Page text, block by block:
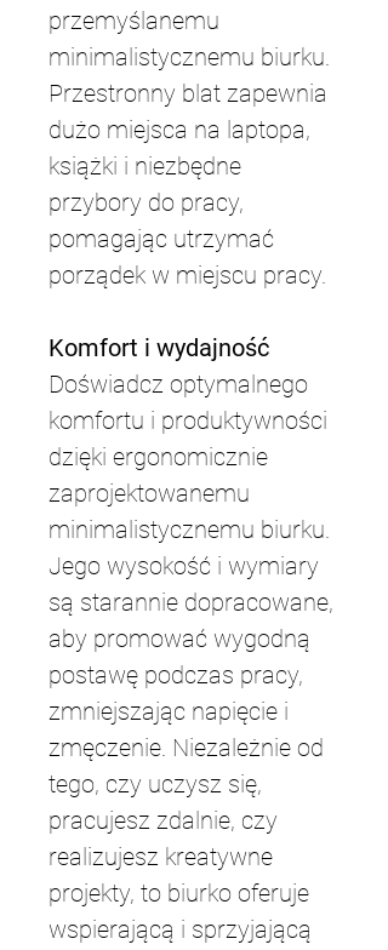
przemyślanemu
minimalistycznemu biurku.
Przestronny blat zapewnia
dużo miejsca na laptopa,
książki i niezbędne
przybory do pracy,
pomagając utrzymać
porządek w miejscu pracy.
Komfort i wydajność
Doświadcz optymalnego
komfortu i produktywności
dzięki ergonomicznie
zaprojektowanemu
minimalistycznemu biurku.
Jego wysokość i wymiary
są starannie dopracowane,
aby promować wygodną
postawę podczas pracy,
zmniejszając napięcie i
zmęczenie. Niezależnie od
tego, czy uczysz się,
pracujesz zdalnie, czy
realizujesz kreatywne
projekty, to biurko oferuje
wspierającą i sprzyjającą